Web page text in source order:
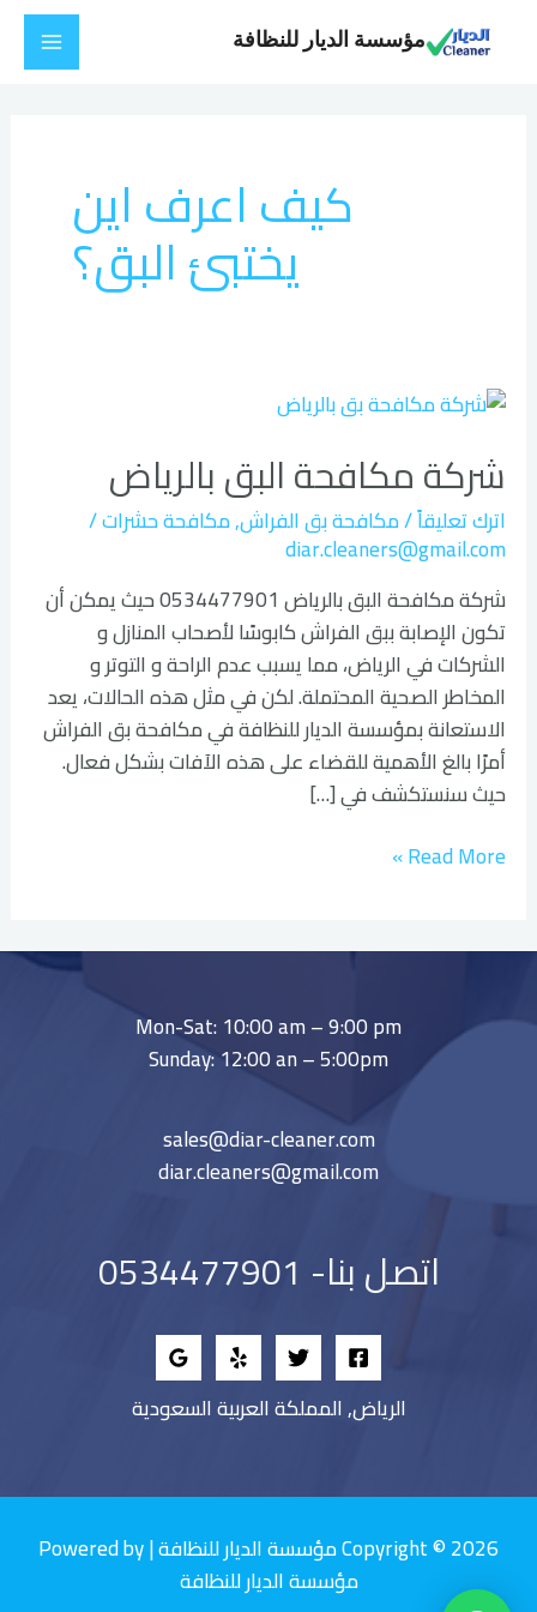
مؤسسة الديار للنظافة
Main
كيف اعرف اين
يختبئ البق؟
شركة مكافحة البق بالرياض
اترك تعليقاً/مكافحة بق الفراش,مكافحة حشرات/
diar.cleaners@gmail.com
شركة مكافحة البق بالرياض 0534477901 حيث يمكن أن
تكون الإصابة ببق الفراش كابوسًا لأصحاب المنازل و
الشركات في الرياض، مما يسبب عدم الراحة و التوتر و
المخاطر الصحية المحتملة. لكن في مثل هذه الحالات، يعد
الاستعانة بمؤسسة الديار للنظافة في مكافحة بق الفراش
أمرًا بالغ الأهمية للقضاء على هذه الآفات بشكل فعال.
حيث سنستكشف في […]
شركة
البق
بالرياض
Read More »
Mon-Sat: 10:00 am – 9:00 pm
Sunday: 12:00 an – 5:00pm
sales@diar-cleaner.com
diar.cleaners@gmail.com
اتصل بنا- 0534477901
الرياض, المملكة العربية السعودية
Copyright © 2026 مؤسسة الديار للنظافة | Powered by
مؤسسة الديار للنظافة